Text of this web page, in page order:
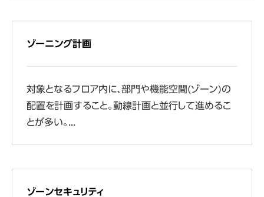
ゾーニング計画
対象となるフロア内に、部門や機能空間(ゾーン)の
配置を計画すること。動線計画と並行して進めるこ
とが多い。...
ゾーンセキュリティ